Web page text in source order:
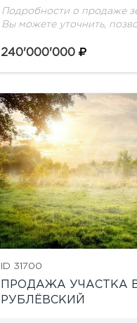
Подробности о продаже
Вы можете уточнить,
240'000'000
ID 31700
ПРОДАЖА УЧАСТКА
РУБЛЁВСКИЙ